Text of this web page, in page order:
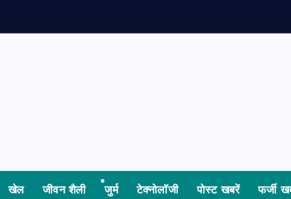
खेल जीवन शैली जुर्म टेक्नोलॉजी पोस्ट खबरें फर्जी